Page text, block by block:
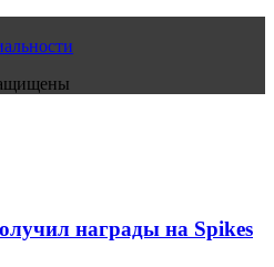
награды на Spikes